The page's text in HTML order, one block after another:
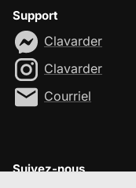
Support
Clavarder
Clavarder
Courriel
Suivez-nous